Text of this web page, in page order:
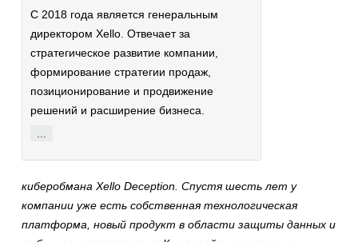
C 2018 года является генеральным
директором Xello. Отвечает за
стратегическое развитие компании,
формирование стратегии продаж,
позиционирование и продвижение
решений и расширение бизнеса.
киберобмана Xello Deception. Спустя шесть лет у
компании уже есть собственная технологическая
платформа, новый продукт в области защиты данных и